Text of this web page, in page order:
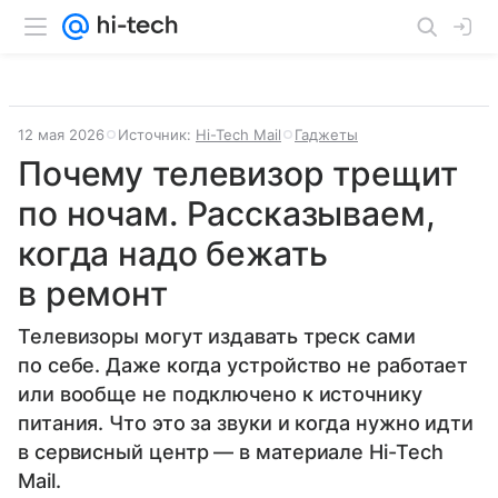
12 мая 2026 Источник: Hi-Tech Mail Гаджеты
Почему телевизор трещит
по ночам. Рассказываем,
когда надо бежать
в ремонт
Телевизоры могут издавать треск сами
по себе. Даже когда устройство не работает
или вообще не подключено к источнику
питания. Что это за звуки и когда нужно идти
в сервисный центр — в материале Hi-Tech
Mail.